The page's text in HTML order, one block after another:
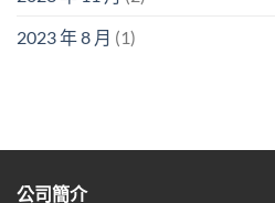
2023 年 8 月 (1)
公司簡介